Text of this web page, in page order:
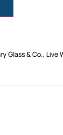
Glass & Co., Live